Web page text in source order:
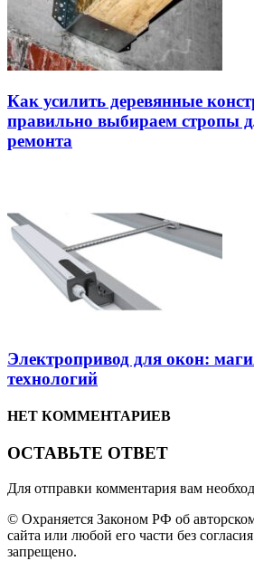
Как усилить деревянные
правильно выбираем стропы
ремонта
Электропривод для окон:
технологий
НЕТ КОММЕНТАРИЕВ
ОСТАВЬТЕ ОТВЕТ
Для отправки комментария вам
© Охраняется Законом РФ об
сайта или любой его части без
запрещено.